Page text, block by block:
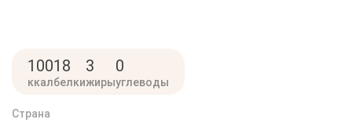
100
ккал
18
белки
3
жиры
0
углеводы
Страна